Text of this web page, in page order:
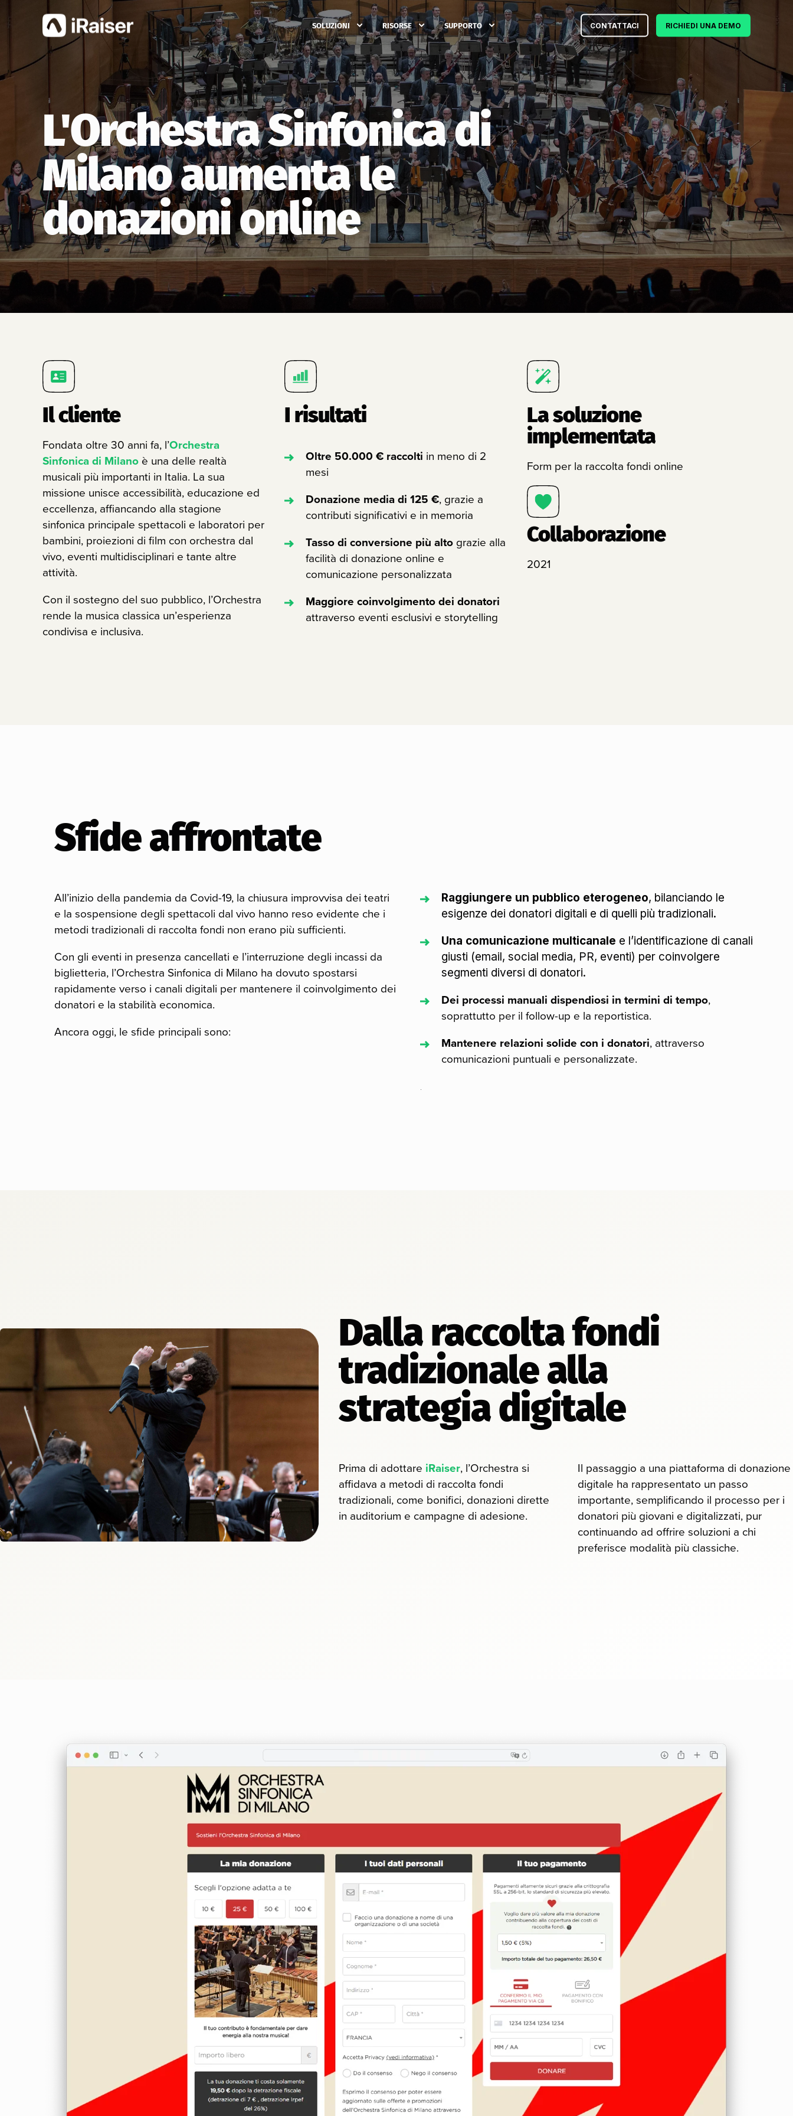
SOLUZIONI RISORSE SUPPORTO CONTATTACI RICHIEDI UNA DEMO
L'Orchestra Sinfonica di
Milano aumenta le
donazioni online
Il cliente
Fondata oltre 30 anni fa, l’Orchestra
Sinfonica di Milano è una delle realtà
musicali più importanti in Italia. La sua
missione unisce accessibilità, educazione ed
eccellenza, affiancando alla stagione
sinfonica principale spettacoli e laboratori per
bambini, proiezioni di film con orchestra dal
vivo, eventi multidisciplinari e tante altre
attività.
Con il sostegno del suo pubblico, l’Orchestra
rende la musica classica un’esperienza
condivisa e inclusiva.
I risultati
Oltre 50.000 € raccolti in meno di 2
mesi
Donazione media di 125 €, grazie a
contributi significativi e in memoria
Tasso di conversione più alto grazie alla
facilità di donazione online e
comunicazione personalizzata
Maggiore coinvolgimento dei donatori
attraverso eventi esclusivi e storytelling
La soluzione
implementata
Form per la raccolta fondi online
Collaborazione
2021
Sfide affrontate
All’inizio della pandemia da Covid-19, la chiusura improvvisa dei teatri
e la sospensione degli spettacoli dal vivo hanno reso evidente che i
metodi tradizionali di raccolta fondi non erano più sufficienti.
Con gli eventi in presenza cancellati e l’interruzione degli incassi da
biglietteria, l’Orchestra Sinfonica di Milano ha dovuto spostarsi
rapidamente verso i canali digitali per mantenere il coinvolgimento dei
donatori e la stabilità economica.
Ancora oggi, le sfide principali sono:
Raggiungere un pubblico eterogeneo, bilanciando le
esigenze dei donatori digitali e di quelli più tradizionali.
Una comunicazione multicanale e l’identificazione di canali
giusti (email, social media, PR, eventi) per coinvolgere
segmenti diversi di donatori.
Dei processi manuali dispendiosi in termini di tempo,
soprattutto per il follow-up e la reportistica.
Mantenere relazioni solide con i donatori, attraverso
comunicazioni puntuali e personalizzate.
.
Dalla raccolta fondi
tradizionale alla
strategia digitale
Prima di adottare iRaiser, l’Orchestra si
affidava a metodi di raccolta fondi
tradizionali, come bonifici, donazioni dirette
in auditorium e campagne di adesione.
Il passaggio a una piattaforma di donazione
digitale ha rappresentato un passo
importante, semplificando il processo per i
donatori più giovani e digitalizzati, pur
continuando ad offrire soluzioni a chi
preferisce modalità più classiche.